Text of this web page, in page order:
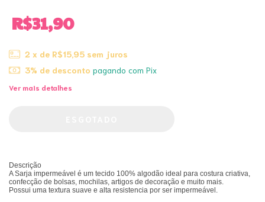
R$31,90
2 x de R$15,95 sem juros
3% de desconto pagando com Pix
Ver mais detalhes
Descrição
A Sarja impermeável é um tecido 100% algodão ideal para costura criativa,
confecção de bolsas, mochilas, artigos de decoração e muito mais.
Possui uma textura suave e alta resistencia por ser impermeável.